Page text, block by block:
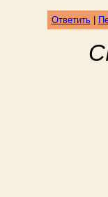
Ответить|